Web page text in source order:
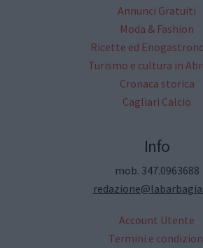
Annunci Gratuiti
Moda & Fashion
Ricette ed
Turismo e cultura in
Cronaca storica
Cagliari Calcio
Info
mob. 347.0963688
Account Utente
Termini e